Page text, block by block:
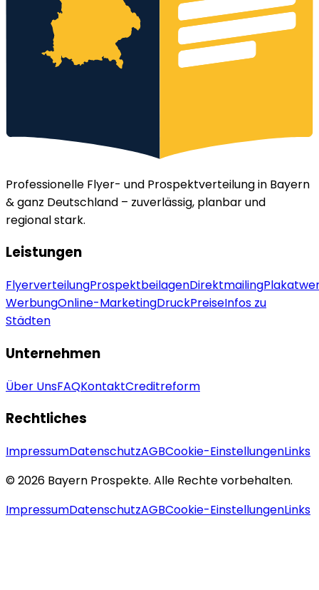
Professionelle Flyer- und Prospektverteilung in Bayern
& ganz Deutschland – zuverlässig, planbar und
regional stark.
Leistungen
FlyerverteilungProspektbeilagenDirektmailing
WerbungOnline-MarketingDruckPreiseInfos zu
Städten
Unternehmen
Über UnsFAQKontaktCreditreform
Rechtliches
ImpressumDatenschutzAGBCookie-EinstellungenLinks
© 2026 Bayern Prospekte. Alle Rechte vorbehalten.
ImpressumDatenschutzAGBCookie-EinstellungenLinks